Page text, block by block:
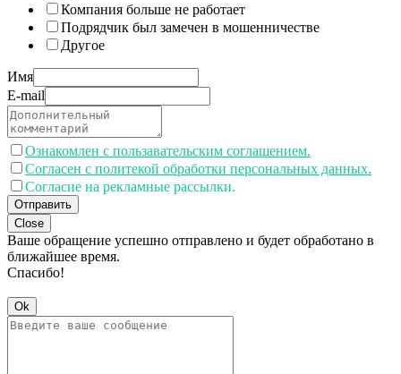
Компания больше не работает
Подрядчик был замечен в мошенничестве
Другое
Имя
E-mail
Ознакомлен с пользавательским соглашением.
Согласен с политекой обработки персональных данных.
Согласие на рекламные рассылки.
Отправить
Close
Ваше обращение успешно отправлено и будет обработано в
ближайшее время.
Спасибо!
Ok